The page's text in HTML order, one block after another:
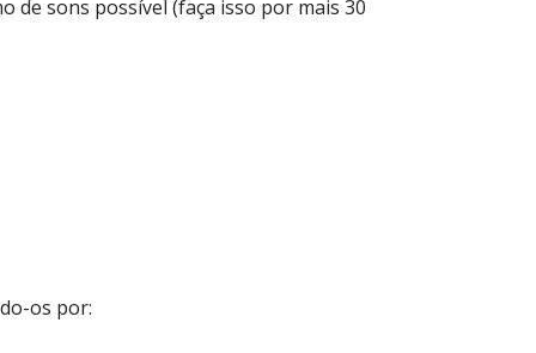
de sons possível (faça isso por mais 30
os por: